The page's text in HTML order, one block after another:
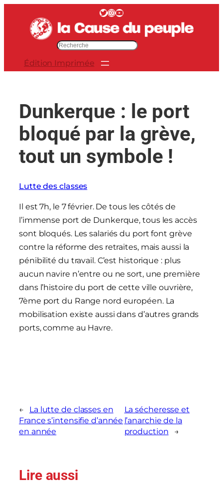
contenu
Twitter InstagramYouTube
e
r
Édition Imprimée
Dunkerque : le port
bloqué par la grève,
tout un symbole !
Lutte des classes
Il est 7h, le 7 février. De tous les côtés de
l’immense port de Dunkerque, tous les accès
sont bloqués. Les salariés du port font grève
contre la réforme des retraites, mais aussi la
pénibilité du travail. C’est historique : plus
aucun navire n’entre ou ne sort, une première
dans l’histoire du port de cette ville ouvrière,
7ème port du Range nord européen. La
mobilisation existe aussi dans d’autres grands
ports, comme au Havre.
←
La lutte de classes en
France s’intensifie d’année
en année
La sécheresse et
l’anarchie de la
production
→
Lire aussi